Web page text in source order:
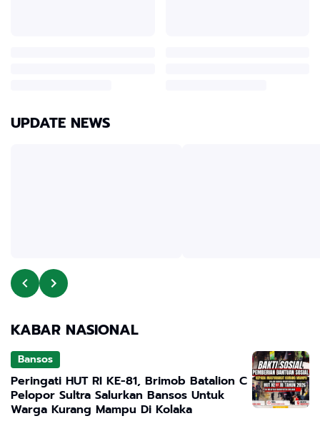
UPDATE NEWS
KABAR NASIONAL
Bansos
Peringati HUT RI KE-81, Brimob Batalion C
Pelopor Sultra Salurkan Bansos Untuk
Warga Kurang Mampu Di Kolaka